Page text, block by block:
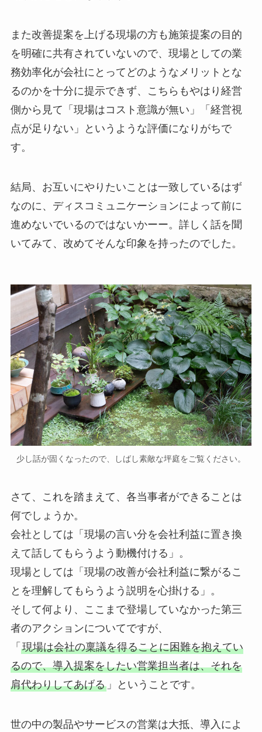
また改善提案を上げる現場の方も施策提案の目的
を明確に共有されていないので、現場としての業
務効率化が会社にとってどのようなメリットとな
るのかを十分に提示できず、こちらもやはり経営
側から見て「現場はコスト意識が無い」「経営視
点が足りない」というような評価になりがちで
す。
結局、お互いにやりたいことは一致しているはず
なのに、ディスコミュニケーションによって前に
進めないでいるのではないかーー。詳しく話を聞
いてみて、改めてそんな印象を持ったのでした。
少し話が固くなったので、しばし素敵な坪庭をご覧ください。
さて、これを踏まえて、各当事者ができることは
何でしょうか。
会社としては「現場の言い分を会社利益に置き換
えて話してもらうよう動機付ける」。
現場としては「現場の改善が会社利益に繋がるこ
とを理解してもらうよう説明を心掛ける」。
そして何より、ここまで登場していなかった第三
者のアクションについてですが、
「 現場は会社の稟議を得ることに困難を抱えてい
るので、導入提案をしたい営業担当者は、それを
肩代わりしてあげる」ということです。
世の中の製品やサービスの営業は大抵、導入によ